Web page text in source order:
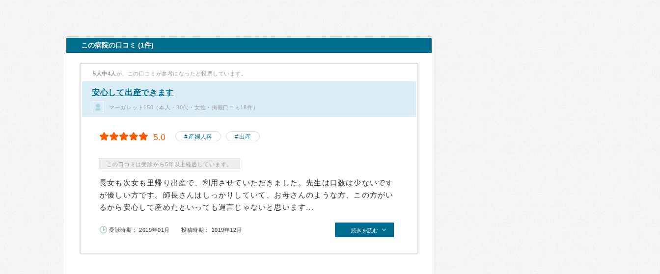
この病院の口コミ (1件)
5人中4人 が、この口コミが参考になったと投票しています。
安心して出産できます
マーガレット150（本人・30代・女性・掲載口コミ18件）
5.0 産婦人科 出産
この口コミは受診から5年以上経過しています。
長女も次女も里帰り出産で、利用させていただきました。先生は口数は少ないです
が優しい方です。師長さんはしっかりしていて、お母さんのような方、この方がい
るから安心して産めたといっても過言じゃないと思います...
受診時期： 2019年01月 投稿時期： 2019年12月 続きを読む